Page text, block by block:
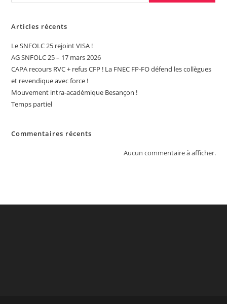
Mai
Articles récents
Le SNFOLC 25 rejoint VISA !
AG SNFOLC 25 – 17 mars 2026
CAPA recours RVC + refus CFP ! La FNEC FP-FO défend les collègues
et revendique avec force !
Mouvement intra-académique Besançon !
Temps partiel
Commentaires récents
Aucun commentaire à afficher.